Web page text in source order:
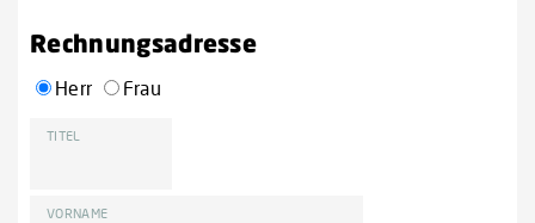
Rechnungsadresse
Herr Frau
TITEL
VORNAME